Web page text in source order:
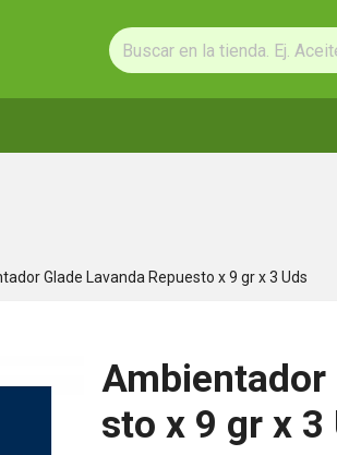
Glade Lavanda Repuesto x 9 gr x 3 Uds
Ambientador
sto x 9 gr x 3